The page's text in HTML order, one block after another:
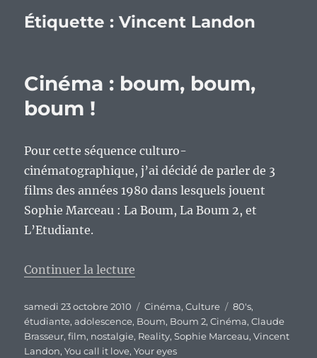
Étiquette :Vincent Landon
Cinéma : boum, boum,
boum !
Pour cette séquence culturo-
cinématographique, j’ai décidé de parler de 3
films des années 1980 dans lesquels jouent
Sophie Marceau : La Boum, La Boum 2, et
L’Etudiante.
Continuer la lecture
Publié
le
samedi 23 octobre 2010 Catégories
Cinéma,Culture Étiquettes
80's,
étudiante,adolescence, Boum, Boum 2,Cinéma,Claude
Brasseur,film, nostalgie, Reality,Sophie Marceau,Vincent
Landon,You call it love,Your eyes